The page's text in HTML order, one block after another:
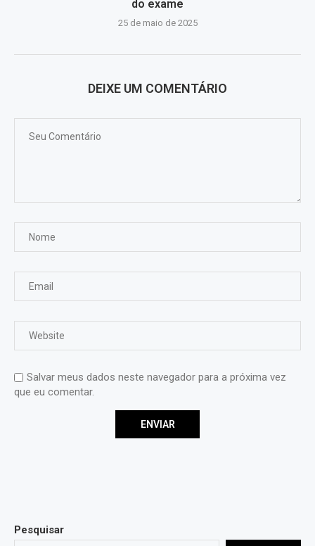
do exame
25 de maio de 2025
DEIXE UM COMENTÁRIO
Salvar meus dados neste navegador para a próxima vez
que eu comentar.
Pesquisar